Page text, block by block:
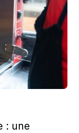
: une